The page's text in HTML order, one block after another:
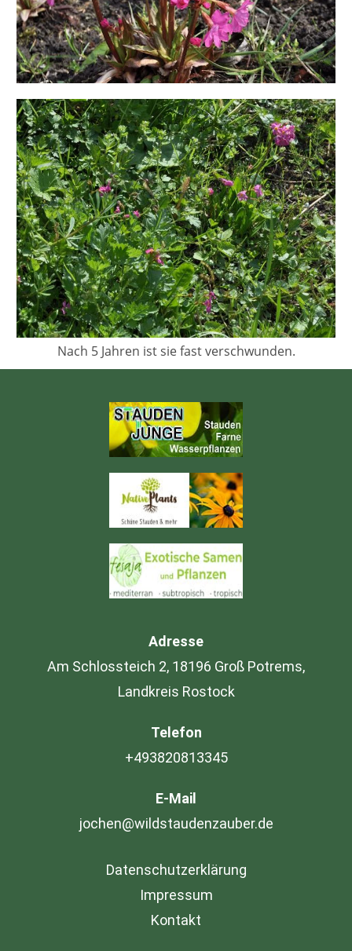
Nach 5 Jahren ist sie fast verschwunden.
Adresse
Am Schlossteich 2, 18196 Groß Potrems,
Landkreis Rostock
Telefon
+493820813345
E-Mail
jochen@wildstaudenzauber.de
Datenschutzerklärung
Impressum
Kontakt